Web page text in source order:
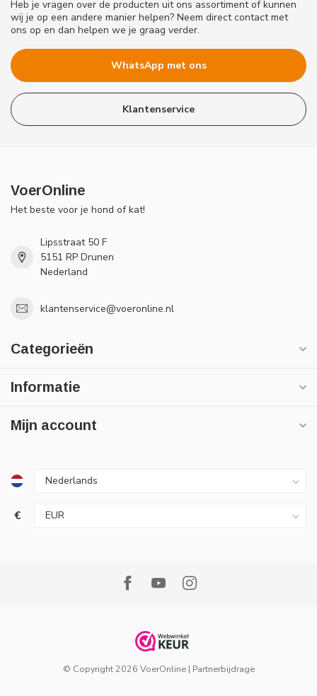
Heb je vragen over de producten uit ons assortiment of kunnen
wij je op een andere manier helpen? Neem direct contact met
ons op en dan helpen we je graag verder.
WhatsApp met ons
Klantenservice
VoerOnline
Het beste voor je hond of kat!
Lipsstraat 50 F
5151 RP Drunen
Nederland
klantenservice@voeronline.nl
Categorieën
Informatie
Mijn account
€
© Copyright 2026 VoerOnline| Partnerbijdrage